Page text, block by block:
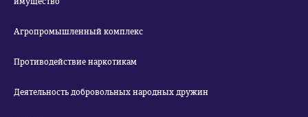
Агропромышленный комплекс
Противодействие наркотикам
Деятельность добровольных народных дружин